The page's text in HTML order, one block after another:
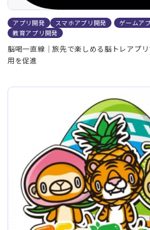
アプリ開発 スマホアプリ開発
ゲームア
教育アプリ開発
脳喝一直線｜旅先で楽しめる脳トレアプ
用を促進